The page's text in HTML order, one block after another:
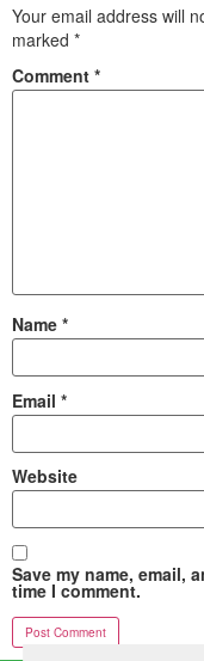
Your email address will
marked *
Comment *
Name *
Email *
Website
Save my name, email,
time I comment.